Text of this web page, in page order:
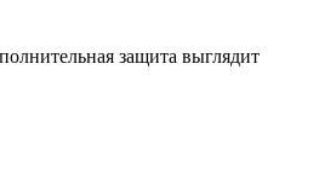
защита выглядит